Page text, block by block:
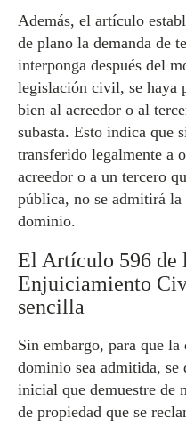
Además, el artículo
de plano la demanda de
interponga después del
legislación civil, se haya
bien al acreedor o al
subasta. Esto indica que
transferido legalmente a
acreedor o a un tercero
pública, no se admitirá la
dominio.
El Artículo 596 de
Enjuiciamiento
sencilla
Sin embargo, para que la
dominio sea admitida, se
inicial que demuestre de
de propiedad que se